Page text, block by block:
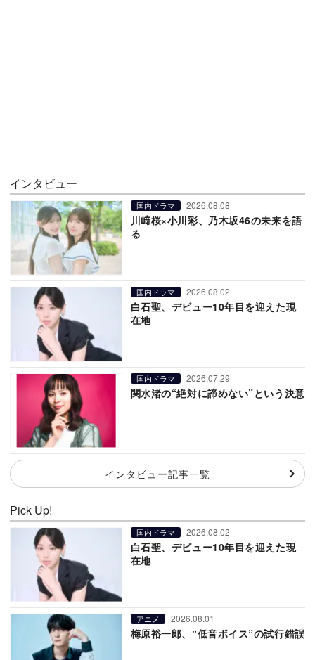
インタビュー
国内ドラマ 2026.08.08
川﨑桜×小川彩、乃木坂46の未来を語
る
国内ドラマ 2026.08.02
白石聖、デビュー10年目を迎えた現
在地
国内ドラマ 2026.07.29
関水渚の“絶対に諦めない”という決意
インタビュー記事一覧
Pick Up!
国内ドラマ 2026.08.02
白石聖、デビュー10年目を迎えた現
在地
アニメ 2026.08.01
梅原裕一郎、“低音ボイス”の試行錯誤